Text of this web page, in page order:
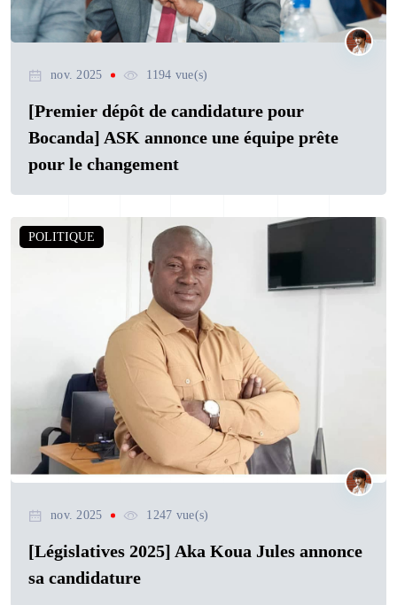
nov. 2025 1194 vue(s)
[Premier dépôt de candidature pour
Bocanda] ASK annonce une équipe prête
pour le changement
POLITIQUE
nov. 2025 1247 vue(s)
[Législatives 2025] Aka Koua Jules annonce
sa candidature